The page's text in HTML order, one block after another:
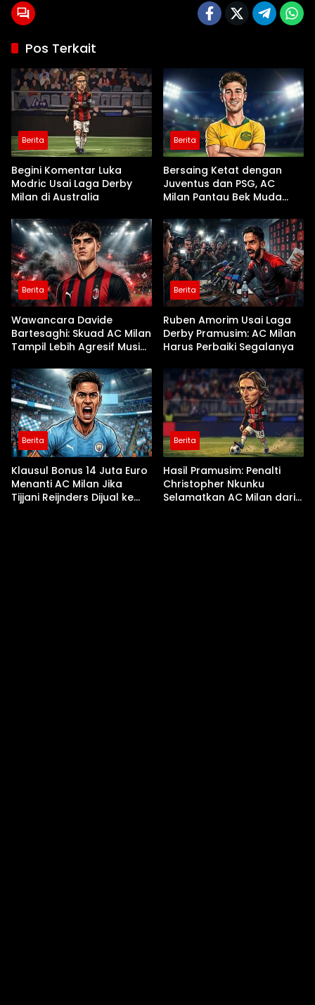
Pos Terkait
Berita
Begini Komentar Luka
Modric Usai Laga Derby
Milan di Australia
Berita
Bersaing Ketat dengan
Juventus dan PSG, AC
Milan Pantau Bek Muda
Berita
Wawancara Davide
Bartesaghi: Skuad AC Milan
Tampil Lebih Agresif Musim
Berita
Ruben Amorim Usai Laga
Derby Pramusim: AC Milan
Harus Perbaiki Segalanya
Berita
Klausul Bonus 14 Juta Euro
Menanti AC Milan Jika
Tijjani Reijnders Dijual ke
Berita
Hasil Pramusim: Penalti
Christopher Nkunku
Selamatkan AC Milan dari